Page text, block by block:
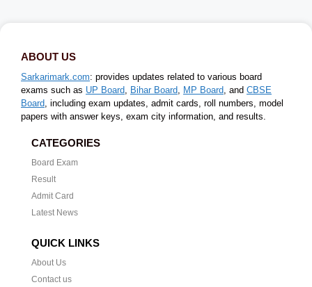
ABOUT US
Sarkarimark.com: provides updates related to various board
exams such as UP Board Bihar Board MP Board , and CBSE
Board , including exam updates, admit cards, roll numbers, model
papers with answer keys, exam city information, and results.
CATEGORIES
Board Exam
Result
Admit Card
Latest News
QUICK LINKS
About Us
Contact us